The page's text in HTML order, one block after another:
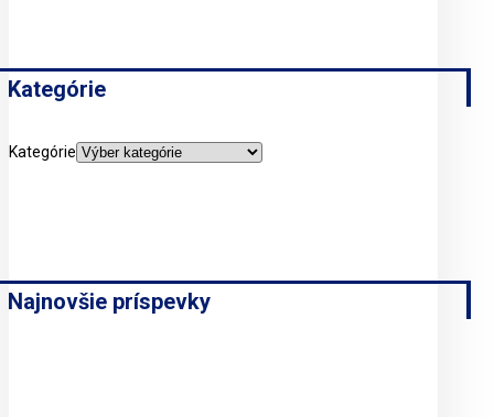
Kategórie
Kategórie
Najnovšie príspevky